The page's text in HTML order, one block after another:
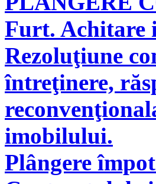
Furt. Achitare
Rezoluţiune
întreţinere,
imobilului.
Plângere